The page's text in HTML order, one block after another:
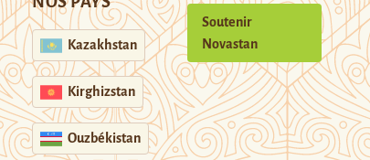
Kazakhstan
Kirghizstan
Ouzbékistan
Soutenir
Novastan